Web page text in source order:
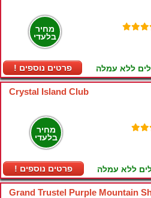
מחיר
בלעדי
! פרטים נוספים ללא עמלה
Crystal Island Club
מחיר
בלעדי
! פרטים נוספים ללא עמלה
Grand Trustel Purple Mountain